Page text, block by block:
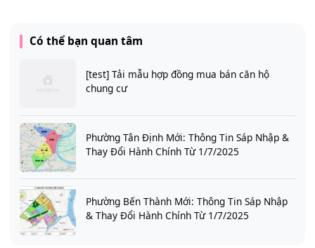
Có thể bạn quan tâm
[test] Tải mẫu hợp đồng mua bán căn hộ
chung cư
Phường Tân Định Mới: Thông Tin Sáp Nhập &
Thay Đổi Hành Chính Từ 1/7/2025
Phường Bến Thành Mới: Thông Tin Sáp Nhập
& Thay Đổi Hành Chính Từ 1/7/2025